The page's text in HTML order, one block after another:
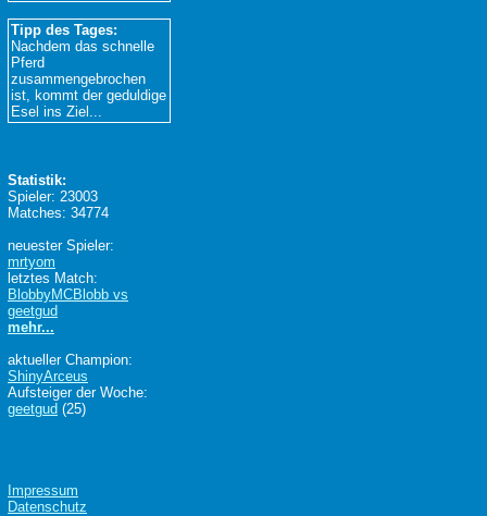
Tipp des Tages:
Nachdem das schnelle
Pferd
zusammengebrochen
ist, kommt der geduldige
Esel ins Ziel...
Statistik:
Spieler: 23003
Matches: 34774
neuester Spieler:
mrtyom
letztes Match:
BlobbyMCBlobb vs
geetgud
mehr...
aktueller Champion:
ShinyArceus
Aufsteiger der Woche:
geetgud (25)
Impressum
Datenschutz